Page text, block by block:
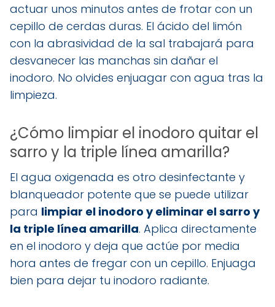
actuar unos minutos antes de frotar con un
cepillo de cerdas duras. El ácido del limón
con la abrasividad de la sal trabajará para
desvanecer las manchas sin dañar el
inodoro. No olvides enjuagar con agua tras la
limpieza.
¿Cómo limpiar el inodoro quitar el
sarro y la triple línea amarilla?
El agua oxigenada es otro desinfectante y
blanqueador potente que se puede utilizar
para limpiar el inodoro y eliminar el sarro y
la triple línea amarilla. Aplica directamente
en el inodoro y deja que actúe por media
hora antes de fregar con un cepillo. Enjuaga
bien para dejar tu inodoro radiante.